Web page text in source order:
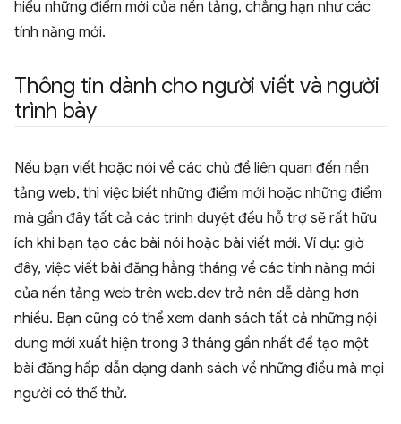
hiểu những điểm mới của nền tảng, chẳng hạn như các
tính năng mới.
Thông tin dành cho người viết và người
trình bày
Nếu bạn viết hoặc nói về các chủ đề liên quan đến nền
tảng web, thì việc biết những điểm mới hoặc những điểm
mà gần đây tất cả các trình duyệt đều hỗ trợ sẽ rất hữu
ích khi bạn tạo các bài nói hoặc bài viết mới. Ví dụ: giờ
đây, việc viết bài đăng hằng tháng về các tính năng mới
của nền tảng web trên web.dev trở nên dễ dàng hơn
nhiều. Bạn cũng có thể xem danh sách tất cả những nội
dung mới xuất hiện trong 3 tháng gần nhất để tạo một
bài đăng hấp dẫn dạng danh sách về những điều mà mọi
người có thể thử.